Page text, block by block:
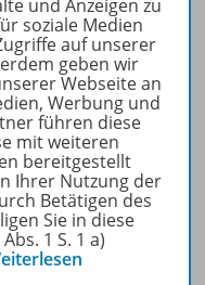
oder gleich zum
abonnieren!
ANGEBOTEN
und Anzeigen zu
soziale Medien
auf unserer
geben wir
Webseite an
Werbung und
führen diese
mit weiteren
bereitgestellt
Ihrer Nutzung der
Betätigen des
Sie in diese
1 S. 1 a)